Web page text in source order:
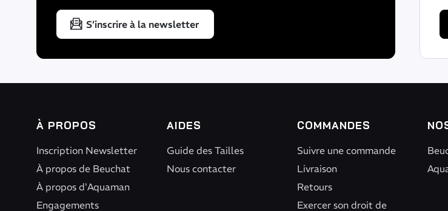
S’inscrire à la newsletter
À PROPOS
Inscription Newsletter
À propos de Beuchat
À propos d'Aquaman
Engagements
AIDES
Guide des Tailles
Nous contacter
COMMANDES
Suivre une commande
Livraison
Retours
Exercer son droit de